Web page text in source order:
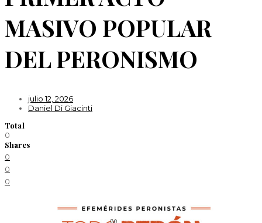
MASIVO POPULAR
DEL PERONISMO
julio 12, 2026
Daniel Di Giacinti
Total
0
Shares
0
0
0